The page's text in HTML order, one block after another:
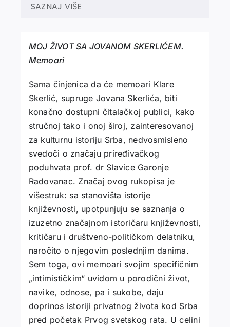
SAZNAJ VIŠE
MOJ ŽIVOT SA JOVANOM SKERLIĆEM.
Memoari
Sama činjenica da će memoari Klare
Skerlić, supruge Jovana Skerlića, biti
konačno dostupni čitalačkoj publici, kako
stručnoj tako i onoj široj, zainteresovanoj
za kulturnu istoriju Srba, nedvosmisleno
svedoči o značaju priređivačkog
poduhvata prof. dr Slavice Garonje
Radovanac. Značaj ovog rukopisa je
višestruk: sa stanovišta istorije
književnosti, upotpunjuju se saznanja o
izuzetno značajnom istoričaru književnosti,
kritičaru i društveno-političkom delatniku,
naročito o njegovim poslednjim danima.
Sem toga, ovi memoari svojim specifičnim
„intimističkim“ uvidom u porodični život,
navike, odnose, pa i sukobe, daju
doprinos istoriji privatnog života kod Srba
pred početak Prvog svetskog rata. U celini